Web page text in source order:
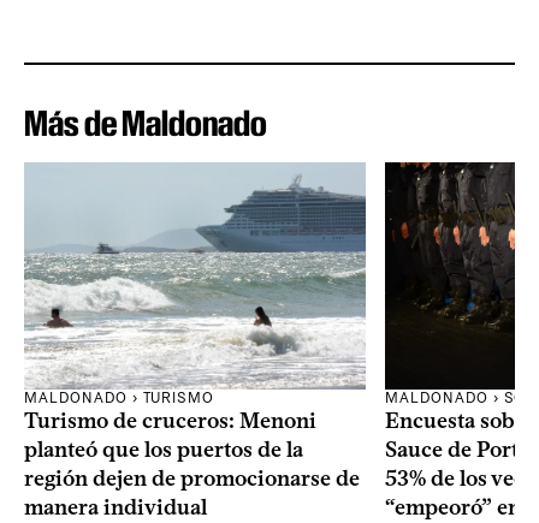
Más de Maldonado
MALDONADO › TURISMO
Turismo de cruceros: Menoni
planteó que los puertos de la
región dejen de promocionarse de
manera individual
MALDONADO ›
Encuesta
Sauce de
53% de los
“empeoró” en